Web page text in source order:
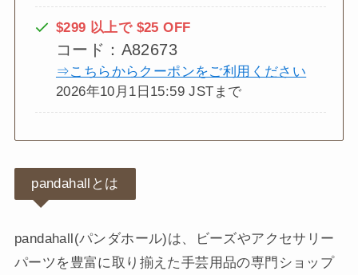
$299 以上で $25 OFF
コード：A82673
⇒こちらからクーポンをご利用ください
2026年10月1日15:59 JSTまで
pandahallとは
pandahall(パンダホール)は、ビーズやアクセサリー
パーツを豊富に取り揃えた手芸用品の専門ショップ